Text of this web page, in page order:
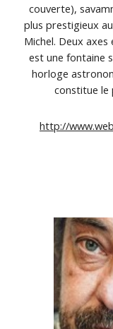
couverte),
plus prestigieux
Michel. Deux
est une fontaine
horloge
constitue le
http://